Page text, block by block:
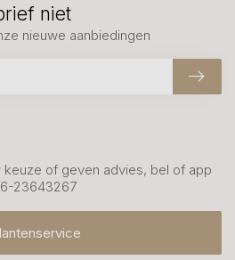
of geven advies, bel of app
23643267
niet
nieuwe aanbiedingen